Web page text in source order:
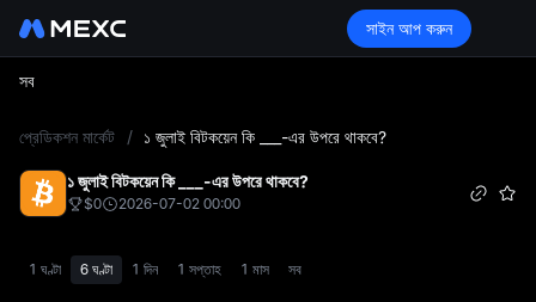
সাইন আপ করুন
সব
প্রেডিকশন মার্কেট / ১ জুলাই বিটকয়েন কি ___-এর উপরে থাকবে?
১ জুলাই বিটকয়েন কি ___-এর উপরে থাকবে?
$0 2026-07-02 00:00
1 ঘণ্টা 6 ঘণ্টা 1 দিন 1 সপ্তাহ 1 মাস সব